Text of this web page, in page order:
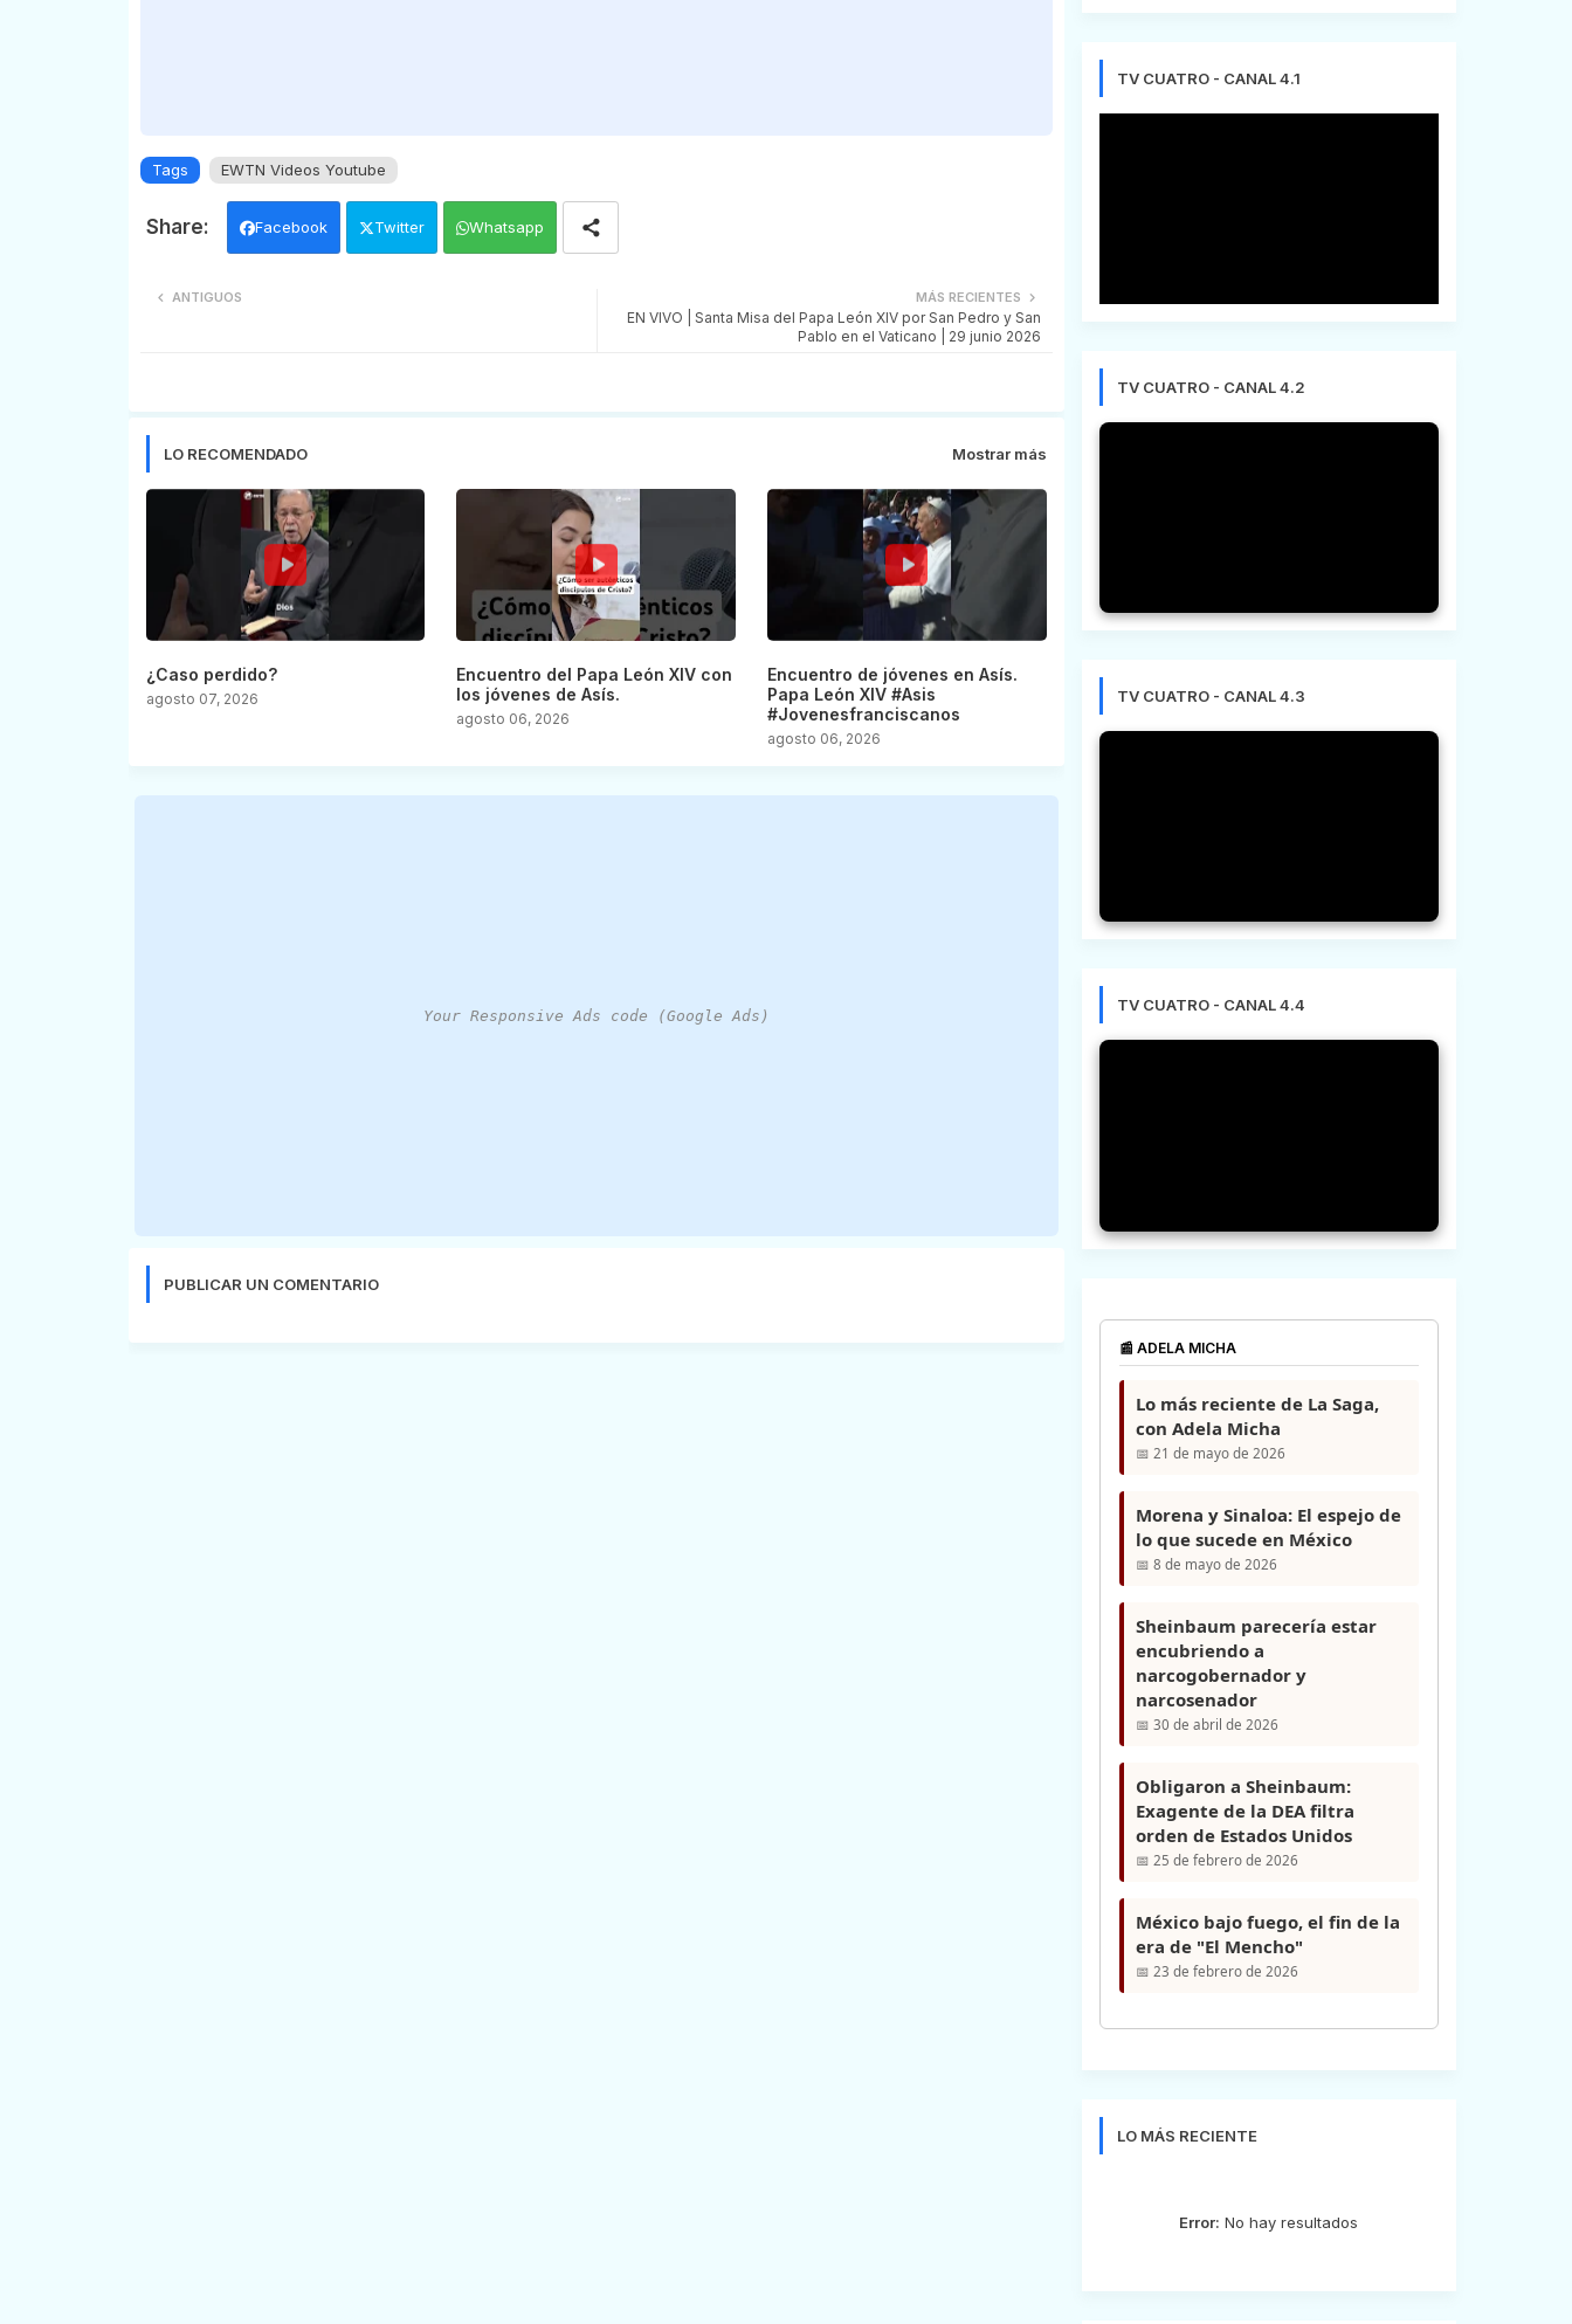
Tags EWTN Videos Youtube
Facebook Twitter Whatsapp
MÁS RECIENTES
EN VIVO | Santa Misa del Papa León XIV por San Pedro y San
Pablo en el Vaticano | 29 junio 2026
ANTIGUOS
LO RECOMENDADO Mostrar más
¿Caso perdido?
agosto 07, 2026
Encuentro del Papa León XIV con
los jóvenes de Asís.
agosto 06, 2026
Encuentro de jóvenes en Asís.
Papa León XIV #Asis
#Jovenesfranciscanos
agosto 06, 2026
Your Responsive Ads code (Google Ads)
PUBLICAR UN COMENTARIO
TV CUATRO - CANAL 4.1
TV CUATRO - CANAL 4.2
TV CUATRO - CANAL 4.3
TV CUATRO - CANAL 4.4
📰 ADELA MICHA
Lo más reciente de La Saga,
con Adela Micha
📅 21 de mayo de 2026
Morena y Sinaloa: El espejo de
lo que sucede en México
📅 8 de mayo de 2026
Sheinbaum parecería estar
encubriendo a
narcogobernador y
narcosenador
📅 30 de abril de 2026
Obligaron a Sheinbaum:
Exagente de la DEA filtra
orden de Estados Unidos
📅 25 de febrero de 2026
México bajo fuego, el fin de la
era de "El Mencho"
📅 23 de febrero de 2026
LO MÁS RECIENTE
Error: No hay resultados